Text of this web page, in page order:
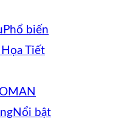
Họa Tiết